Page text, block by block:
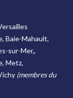
Baie-Mahault,
sur-Mer,,
Metz,
(membres du